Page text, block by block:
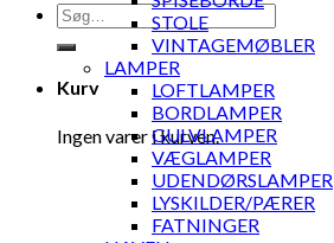
Søg
efter:
Kurv
Ingen varer i kurven.
STOLE
VINTAGEMØBLER
LAMPER
LOFTLAMPER
BORDLAMPER
GULVLAMPER
VÆGLAMPER
UDENDØRSLAMPER
LYSKILDER/PÆRER
FATNINGER